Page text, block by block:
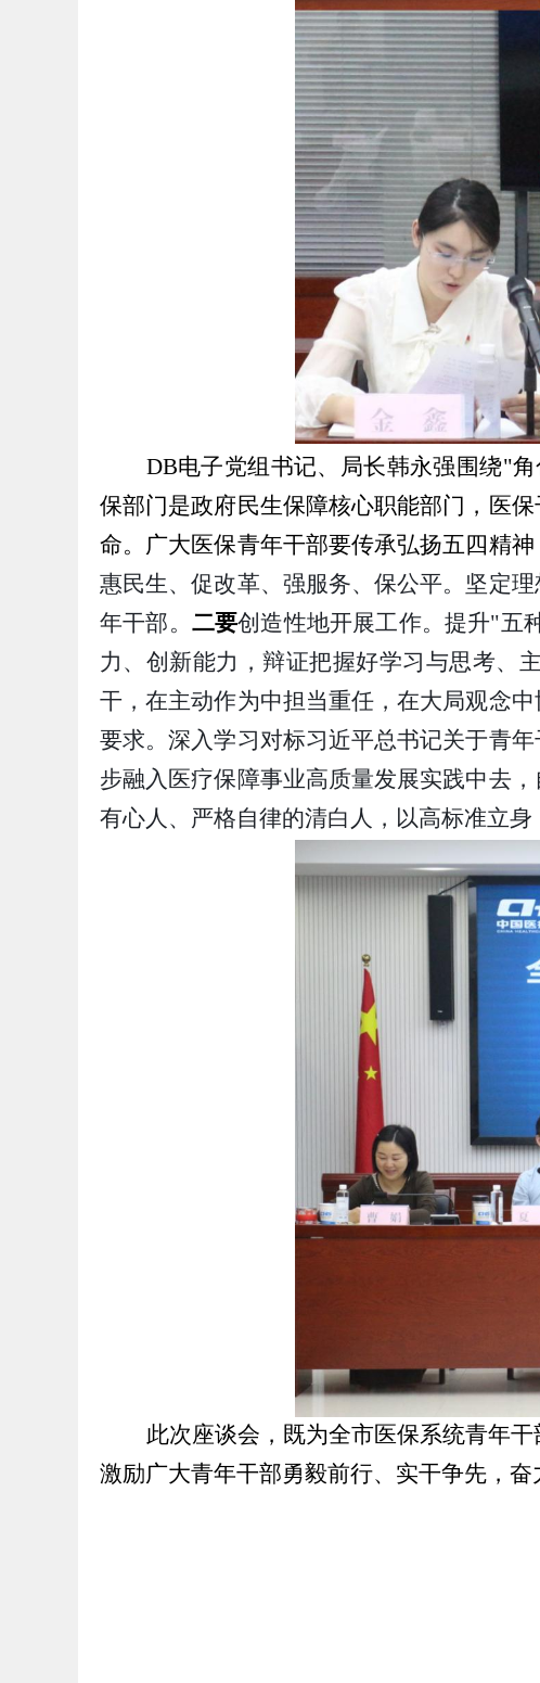
DB电子党组书记、局长韩永强 围绕"
保部门是政府民生保障核心职能部门，医
命。广大医保青年干部要传承弘扬五四精神
惠民生、促改革、强服务、保公平。坚定
年干部。 二要创造性地开展工作。提升"五
力、创新能力，辩证把握好学习与思考、
干，在主动作为中担当重任，在大局观念
要求。深入学习对标习近平总书记关于青
步融入医疗保障事业高质量发展实践中去
有心人、严格自律的清白人，以高标准立
此次座谈会，既为全市医保系统青年
激励广大青年干部勇毅前行、实干争先，